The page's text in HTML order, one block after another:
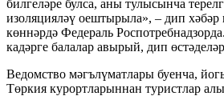
билгеләре булса, аны тулысынча
изоляцияләү оештырыла», – дип
көннәрдә Федераль
кадәрге балалар авырый, дип
Ведомство мәгълүматлары буенча,
Төркия курортларыннан туристлар